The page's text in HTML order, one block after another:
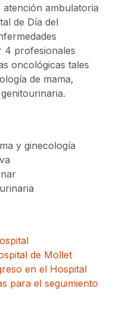
ambulatoria
de Día del
4 profesionales
oncológicas tales
de mama,
y ginecología
de Mollet
en el Hospital
para el seguimiento